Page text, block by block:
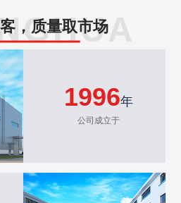
，质量取市场
1996年
公司成立于